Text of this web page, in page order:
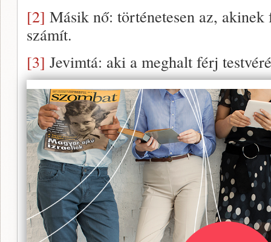
[2] Másik nő: történetesen az,
számít.
[3] Jevimtá: aki a meghalt férj